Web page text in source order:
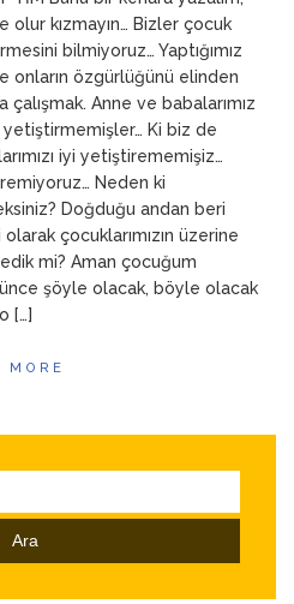
olur kızmayın… Bizler çocuk
bilmiyoruz… Yaptığımız
onların özgürlüğünü elinden
çalışmak. Anne ve babalarımız
yetiştirmemişler… Ki biz de
iyi yetiştirememişiz…
Neden ki
Doğduğu andan beri
çocuklarımızın üzerine
mi? Aman çocuğum
şöyle olacak, böyle olacak
[…]
MORE